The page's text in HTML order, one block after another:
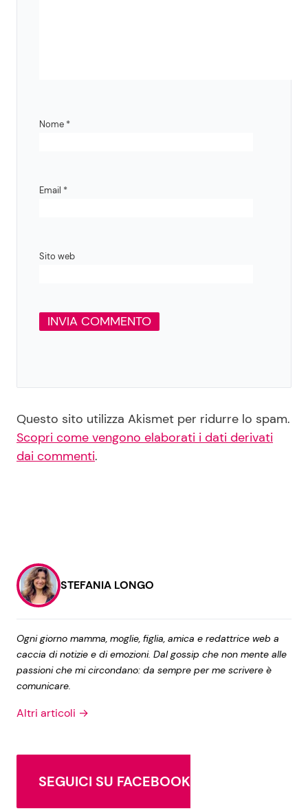
Nome *
Email *
Sito web
Questo sito utilizza Akismet per ridurre lo spam.
Scopri come vengono elaborati i dati derivati
dai commenti.
STEFANIA LONGO
Ogni giorno mamma, moglie, figlia, amica e redattrice web a
caccia di notizie e di emozioni. Dal gossip che non mente alle
passioni che mi circondano: da sempre per me scrivere è
comunicare.
Altri articoli →
SEGUICI SU FACEBOOK